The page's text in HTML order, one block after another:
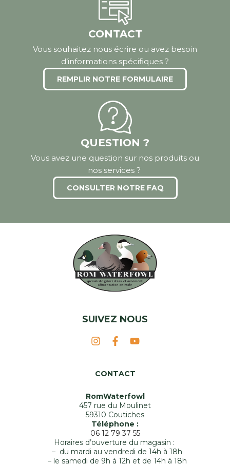
CONTACT
Vous souhaitez nous écrire ou avez besoin
d’informations spécifiques ?
REMPLIR NOTRE FORMULAIRE
QUESTION ?
Vous avez une question sur nos produits ou
nos services ?
CONSULTER NOTRE FAQ
SUIVEZ NOUS
CONTACT
RomWaterfowl
457 rue du Moulinet
59310 Coutiches
Téléphone :
06 12 79 37 55
Horaires d’ouverture du magasin :
– du mardi au vendredi de 14h à 18h
– le samedi de 9h à 12h et de 14h à 18h